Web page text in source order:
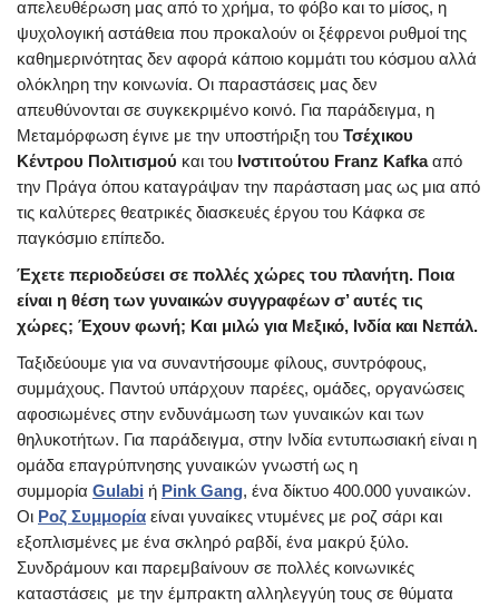
απελευθέρωση μας από το χρήμα, το φόβο και το μίσος, η
ψυχολογική αστάθεια που προκαλούν οι ξέφρενοι ρυθμοί της
καθημερινότητας δεν αφορά κάποιο κομμάτι του κόσμου αλλά
ολόκληρη την κοινωνία. Οι παραστάσεις μας δεν
απευθύνονται σε συγκεκριμένο κοινό. Για παράδειγμα, η
Μεταμόρφωση έγινε με την υποστήριξη του Τσέχικου
Κέντρου Πολιτισμού και του Ινστιτούτου Franz Kafkaαπό
την Πράγα όπου καταγράψαν την παράσταση μας ως μια από
τις καλύτερες θεατρικές διασκευές έργου του Κάφκα σε
παγκόσμιο επίπεδο.
Έχετε περιοδεύσει σε πολλές χώρες του πλανήτη. Ποια
είναι η θέση των γυναικών συγγραφέων σ’ αυτές τις
χώρες; Έχουν φωνή; Και μιλώ για Μεξικό, Ινδία και Νεπάλ.
Ταξιδεύουμε για να συναντήσουμε φίλους, συντρόφους,
συμμάχους. Παντού υπάρχουν παρέες, ομάδες, οργανώσεις
αφοσιωμένες στην ενδυνάμωση των γυναικών και των
θηλυκοτήτων. Για παράδειγμα, στην Ινδία εντυπωσιακή είναι η
ομάδα επαγρύπνησης γυναικών γνωστή ως η
συμμορία Gulabi ή Pink Gang, ένα δίκτυο 400.000 γυναικών.
Οι Pοζ Συμμορία είναι γυναίκες ντυμένες με ροζ σάρι και
εξοπλισμένες με ένα σκληρό ραβδί, ένα μακρύ ξύλο.
Συνδράμουν και παρεμβαίνουν σε πολλές κοινωνικές
καταστάσεις με την έμπρακτη αλληλεγγύη τους σε θύματα